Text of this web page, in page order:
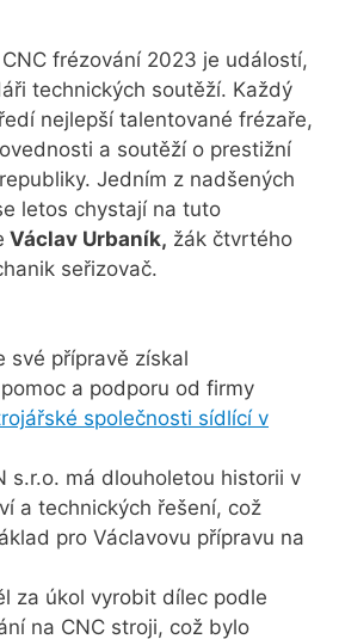
frézování 2023 je událostí,
technických soutěží. Každý
nejlepší talentované frézaře,
a soutěží o prestižní
Jedním z nadšených
letos chystají na tuto
Václav Urbaník, žák čtvrtého
seřizovač.
své přípravě získal
a podporu od firmy
společnosti sídlící v
s.r.o. má dlouholetou historii v
a technických řešení, což
pro Václavovu přípravu na
za úkol vyrobit dílec podle
na CNC stroji, což bylo